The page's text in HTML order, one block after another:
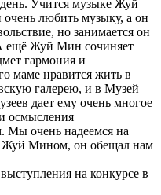
Учится музыке Жуй
очень любить музыку, а он
но занимается он
ещё Жуй Мин сочиняет
гармония и
маме нравится жить в
галерею, и в Музей
дает ему очень многое
осмысления
Мы очень надеемся на
Жуй Мином, он обещал нам
на конкурсе в